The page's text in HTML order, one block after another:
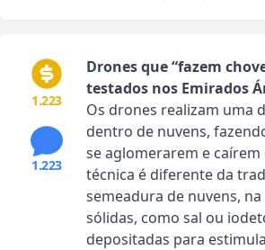
1.223
1.223
Drones que “fazem
testados nos Emirados
Os drones realizam uma
dentro de nuvens,
se aglomerarem e caírem
técnica é diferente da
semeadura de nuvens,
sólidas, como sal ou
depositadas para